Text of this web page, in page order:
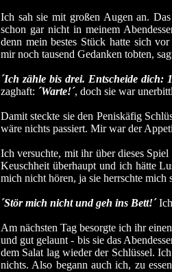
Ich sah sie mit großen Augen an.
schon gar nicht in meinem
denn mein bestes Stück hatte sich
mir noch tausend Gedanken tobten,
´Ich zähle bis drei. Entscheide dich:
zaghaft: ´Warte!´, doch sie war
Damit steckte sie den Peniskäfig
wäre nichts passiert. Mir war der
Ich versuchte, mit ihr über dieses
Keuschheit überhaupt und ich hätte
mich nicht hören, ja sie herrschte mich
´Stör mich nicht und geh ins Bett!´Ich
Am nächsten Tag besorgte ich ihr
und gut gelaunt - bis sie das
dem Salat lag wieder der Schlüssel.
nichts. Also begann auch ich, zu